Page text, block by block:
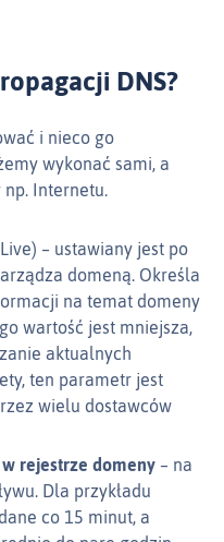
DNS?
i nieco go
wykonać sami, a
np. Internetu.
– ustawiany jest po
domeną. Określa
na temat domeny
wartość jest mniejsza,
aktualnych
ten parametr jest
wielu dostawców
rejestrze domeny – na
Dla przykładu
co 15 minut, a